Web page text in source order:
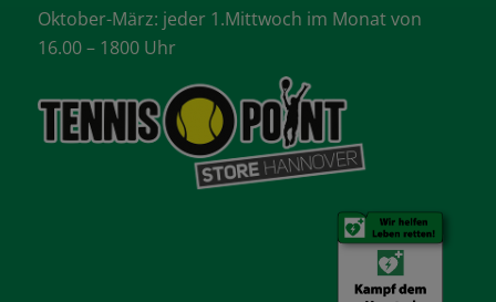
Oktober-März: jeder 1.Mittwoch im Monat von
16.00 – 1800 Uhr